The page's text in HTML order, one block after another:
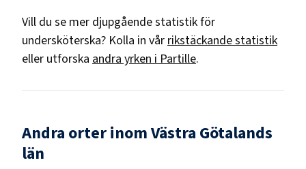
Vill du se mer djupgående statistik för
undersköterska? Kolla in vår rikstäckande statistik
eller utforska andra yrken i Partille.
Andra orter inom Västra Götalands
län